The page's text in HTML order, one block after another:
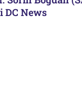
DC News